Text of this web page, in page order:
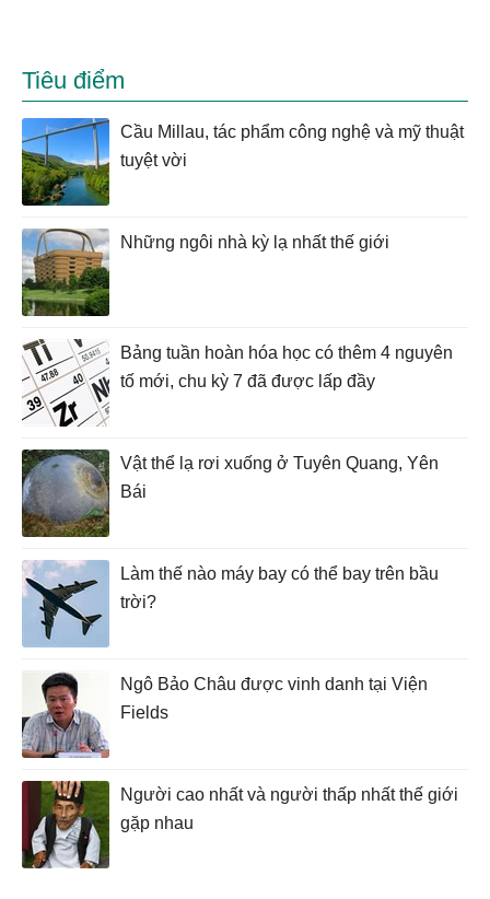
Tiêu điểm
Cầu Millau, tác phẩm công nghệ và mỹ thuật
tuyệt vời
Những ngôi nhà kỳ lạ nhất thế giới
Bảng tuần hoàn hóa học có thêm 4 nguyên
tố mới, chu kỳ 7 đã được lấp đầy
Vật thể lạ rơi xuống ở Tuyên Quang, Yên
Bái
Làm thế nào máy bay có thể bay trên bầu
trời?
Ngô Bảo Châu được vinh danh tại Viện
Fields
Người cao nhất và người thấp nhất thế giới
gặp nhau